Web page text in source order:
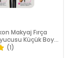
Makyaj Fırça
Küçük Boy -
(1)